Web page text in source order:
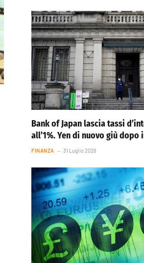
Bank of Japan lascia tassi
all’1%. Yen di nuovo giù dopo
FINANZA 31 Luglio 2026